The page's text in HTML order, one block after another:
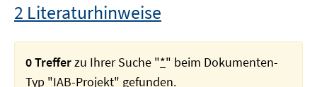
2 Literaturhinweise
0 Trefferzu Ihrer Suche "*" beim Dokumenten-
Typ "IAB-Projekt" gefunden.